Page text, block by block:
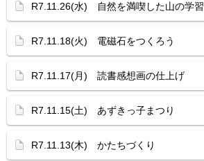
R7.11.26(水) 自然を満喫した山の学習
R7.11.18(火) 電磁石をつくろう
R7.11.17(月) 読書感想画の仕上げ
R7.11.15(土) あずきっ子まつり
R7.11.13(木) かたちづくり